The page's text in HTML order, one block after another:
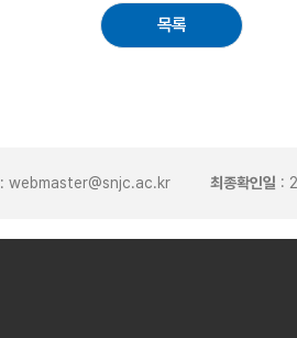
목록
: webmaster@snjc.ac.kr 최종확인일 :